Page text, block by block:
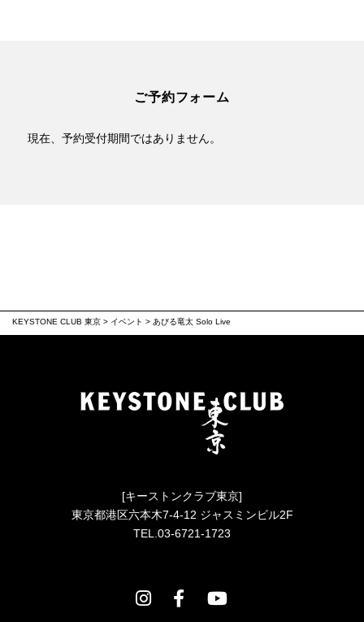
ご予約フォーム
現在、予約受付期間ではありません。
KEYSTONE CLUB 東京 > イベント > あびる竜太 Solo Live
[キーストンクラブ東京]
東京都港区六本木7-4-12 ジャスミンビル2F
TEL.03-6721-1723